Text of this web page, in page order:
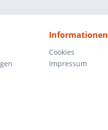
Informationen
Cookies
Impressum